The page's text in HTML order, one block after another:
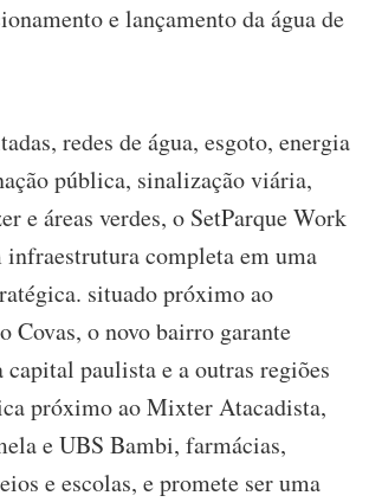
e lançamento da água de
redes de água, esgoto, energia
pública, sinalização viária,
e áreas verdes, o SetParque Work
infraestrutura completa em uma
situado próximo ao
Covas, o novo bairro garante
capital paulista e a outras regiões
próximo ao Mixter Atacadista,
e UBS Bambi, farmácias,
e escolas, e promete ser uma